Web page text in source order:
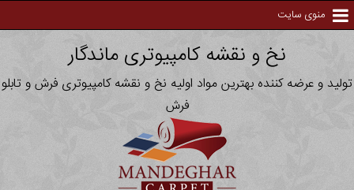
منوی سایت
نخ و نقشه کامپیوتری ماندگار
تولید و عرضه کننده بهترین مواد اولیه نخ و نقشه کامپیوتری فرش و تابلو
فرش